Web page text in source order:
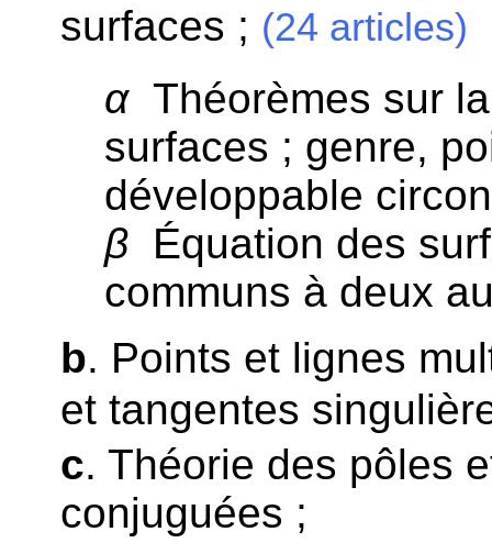
surfaces ; (24 articles)
αThéorèmes sur
surfaces ; genre,
développable
β Équation des
communs à deux
b. Points et lignes
et tangentes
c. Théorie des pôles
conjuguées ;